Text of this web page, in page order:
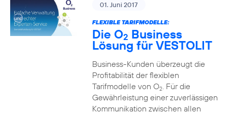
01. Juni 2017
FLEXIBLE TARIFMODELLE:
Die O2 Business
Lösung für VESTOLIT
Business-Kunden überzeugt die
Profitabilität der flexiblen
Tarifmodelle von O2. Für die
Gewährleistung einer zuverlässigen
Kommunikation zwischen allen